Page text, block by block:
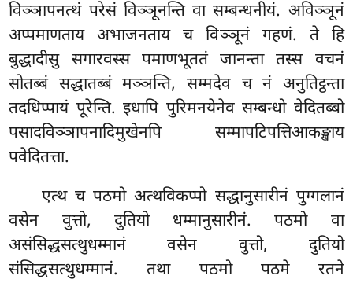
विञ्ञापनत्थं परेसं विञ्ञूनन्ति वा सम्बन्धनीयं. अविञ्ञूनं
अप्पमाणताय अभाजनताय च विञ्ञूनं गहणं. ते हि
बुद्धादीसु सगारवस्स पमाणभूततं जानन्ता तस्स वचनं
सोतब्बं सद्धातब्बं मञ्ञन्ति, सम्मदेव च नं अनुतिट्ठन्ता
तदधिप्पायं पूरेन्ति. इधापि पुरिमनयेनेव सम्बन्धो वेदितब्बो
पसादविञ्ञापनादिमुखेनपि सम्मापटिपत्तिआकङ्खाय
पवेदितत्ता.
एत्थच पठमो अत्थविकप्पो सद्धानुसारीनं पुग्गलानं
वसेन वुत्तो, दुतियो धम्मानुसारीनं. पठमो वा
असंसिद्धसत्थुधम्मानं वसेन वुत्तो, दुतियो
संसिद्धसत्थुधम्मानं. तथा पठमो पठमे रतने